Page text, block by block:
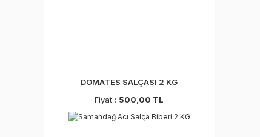
DOMATES SALÇASI 2 KG
Fiyat : 500,00 TL